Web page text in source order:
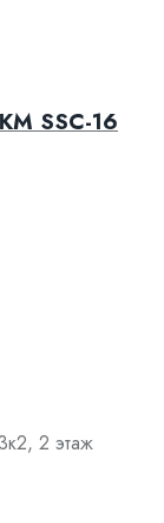
SSC-16
2 этаж